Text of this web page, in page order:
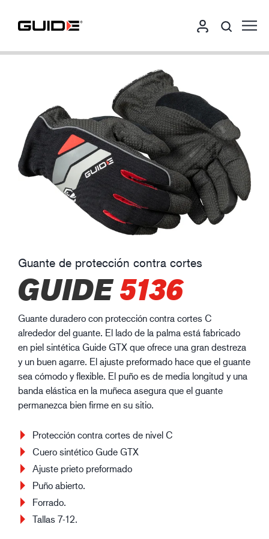
Guante de protección contra cortes
GUIDE5136
Guante duradero con protección contra cortes C
alrededor del guante. El lado de la palma está fabricado
en piel sintética Guide GTX que ofrece una gran destreza
y un buen agarre. El ajuste preformado hace que el guante
sea cómodo y flexible. El puño es de media longitud y una
banda elástica en la muñeca asegura que el guante
permanezca bien firme en su sitio.
Protección contra cortes de nivel C
Cuero sintético Gude GTX
Ajuste prieto preformado
Puño abierto.
Forrado.
Tallas 7-12.